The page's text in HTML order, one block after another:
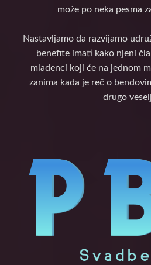
može po neka pesma
Nastavljamo da razvijamo
benefite imati kako njeni
mladenci koji će na jednom
zanima kada je reč o
drugo